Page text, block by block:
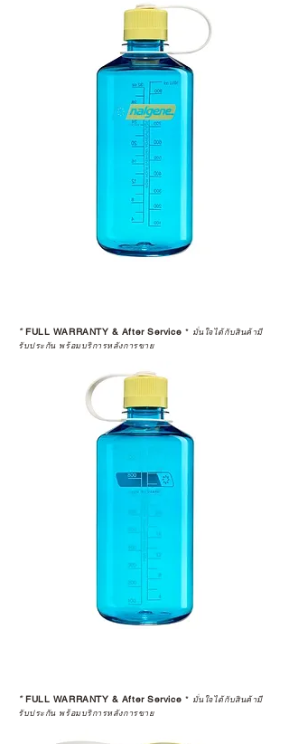
*FULL WARRANTY & After Service * มั่นใจได้กับสินค้ามี
รับประกัน พร้อมบริการหลังการขาย
*FULL WARRANTY & After Service * มั่นใจได้กับสินค้ามี
รับประกัน พร้อมบริการหลังการขาย